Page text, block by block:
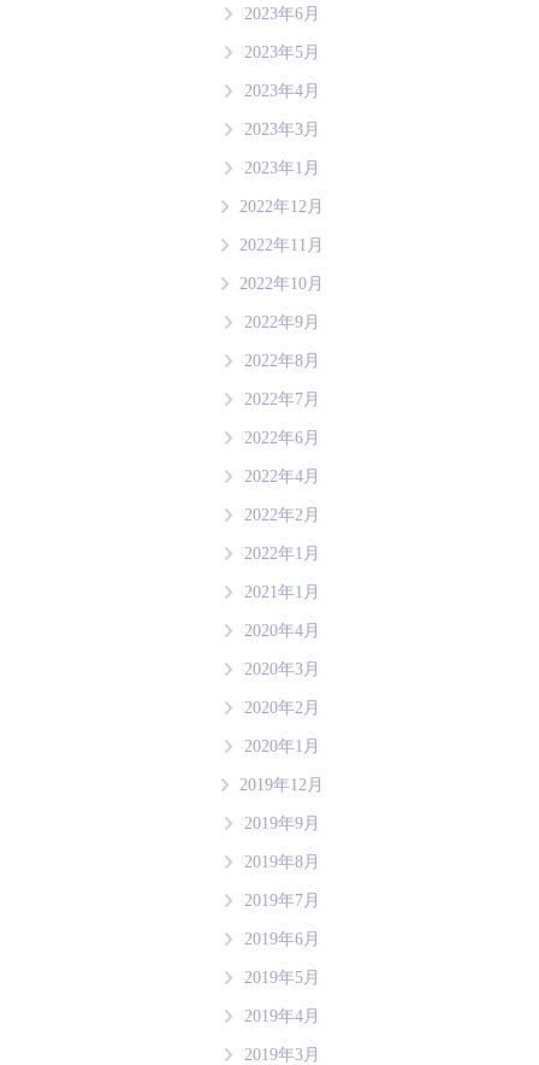
2023年6月
2023年5月
2023年4月
2023年3月
2023年1月
2022年12月
2022年11月
2022年10月
2022年9月
2022年8月
2022年7月
2022年6月
2022年4月
2022年2月
2022年1月
2021年1月
2020年4月
2020年3月
2020年2月
2020年1月
2019年12月
2019年9月
2019年8月
2019年7月
2019年6月
2019年5月
2019年4月
2019年3月